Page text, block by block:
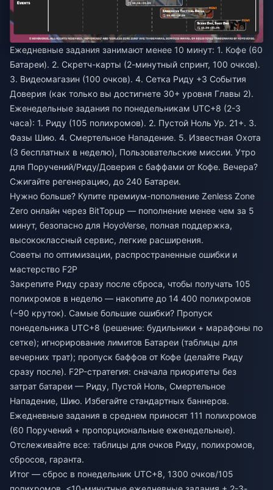
Ежедневные задания занимают менее 10 минут: 1. Кофе (60
Батареи). 2. Скретч-карты (2-минутный спринт, 100 очков).
3. Видеомагазин (100 очков). 4. Сетка Риду +3 События
Доверия (как только вы достигнете 30+ уровня Главы 2).
Еженедельные задания по понедельникам UTC+8 (2-3
часа): 1. Риду (105 полихромов). 2. Пустой Ноль Ур. 21+. 3.
Фазы Шию. 4. Смертельное Нападение. 5. Известная Охота
(3 бесплатных в неделю), Пользовательские миссии. Утро
для Поручений/Риду/Доверия с баффами от Кофе. Вечера?
Сжигайте регенерацию, до 240 Батареи.
Нужно больше? Купите премиум-пополнение Zenless Zone
Zero онлайн через BitTopup — пополнение менее чем за 5
минут, безопасно для HoyoVerse, полная поддержка,
высококлассный сервис, легкие расширения.
Советы по оптимизации, распространенные ошибки и
мастерство F2P
Закрепите Риду сразу после сброса, чтобы получать 105
полихромов в неделю — накопите до 14 400 полихромов
(~90 круток). Самые большие ошибки? Пропуск
понедельника UTC+8 (решение: будильники + марафоны по
сетке); игнорирование лимитов Батареи (таблицы для
вечерних трат); пропуск баффов от Кофе (делайте Риду
сразу после). F2P-стратегия: сначала приоритеты без
затрат батареи — Риду, Пустой Ноль, Смертельное
Нападение, Шию. Избегайте стандартных баннеров.
Ежедневные задания в среднем приносят 111 полихромов
(60 Поручений + пропорциональные еженедельные).
Отслеживайте все: таблицы для очков Риду, полихромов,
сбросов, гаранта.
Итог — сброс в понедельник UTC+8, 1300 очков/105